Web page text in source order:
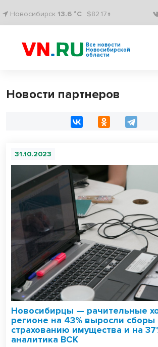
Новосибирск 13.6 °C $82.17↑
Все новости
Новосибирской
области
Новости партнеров
31.10.2023
Новосибирцы — рачительные
регионе на 43% выросли сборы
страхованию имущества и на
аналитика ВСК